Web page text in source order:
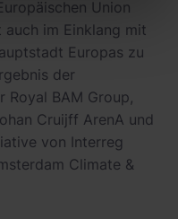
Union
im Einklang mit
Europas zu
der
Royal BAM Group,
Cruijff ArenA und
von Interreg
Climate &